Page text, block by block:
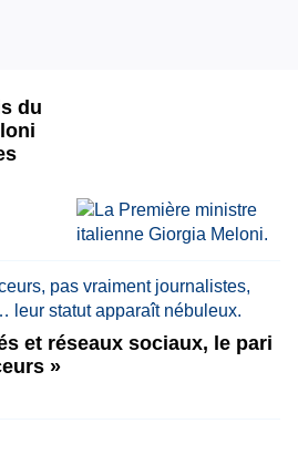
du
et réseaux sociaux, le pari
»